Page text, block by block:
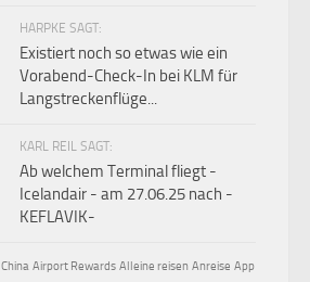
HARPKE SAGT:
Existiert noch so etwas wie ein
Vorabend-Check-In bei KLM für
Langstreckenflüge...
KARL REIL SAGT:
Ab welchem Terminal fliegt -
Icelandair - am 27.06.25 nach -
KEFLAVIK-
Airport Rewards Alleine reisen Anreise App